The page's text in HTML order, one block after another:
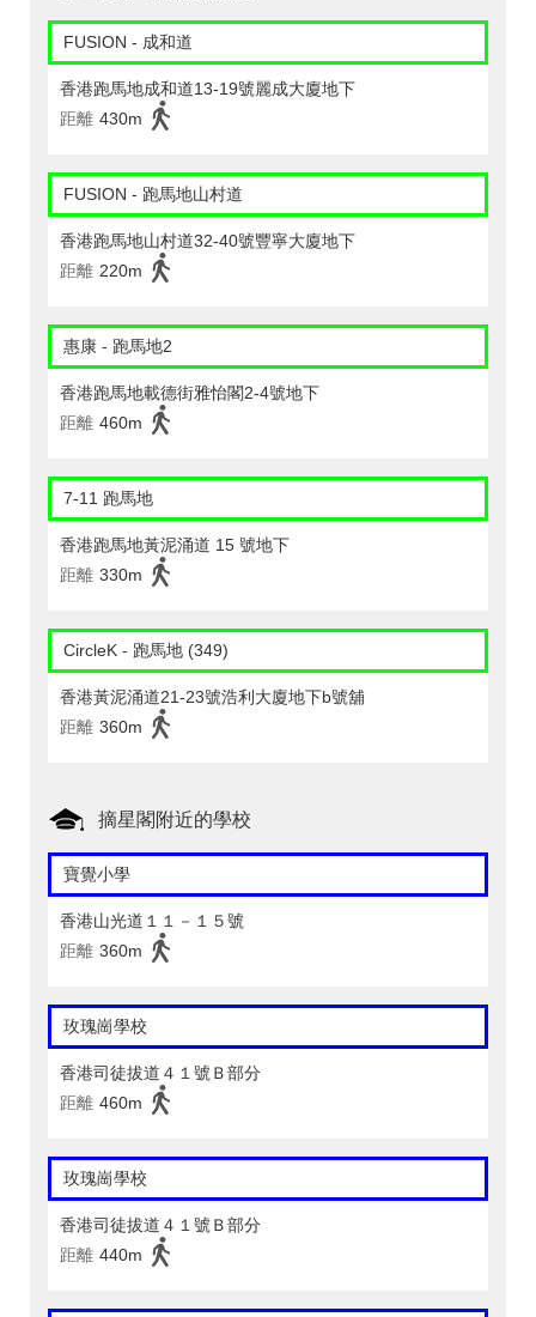
FUSION - 成和道
香港跑馬地成和道13-19號麗成大廈地下
距離 430m
FUSION - 跑馬地山村道
香港跑馬地山村道32-40號豐寧大廈地下
距離 220m
惠康 - 跑馬地2
香港跑馬地載德街雅怡閣2-4號地下
距離 460m
7-11 跑馬地
香港跑馬地黃泥涌道 15 號地下
距離 330m
CircleK - 跑馬地 (349)
香港黃泥涌道21-23號浩利大廈地下b號舖
距離 360m
摘星閣附近的學校
寶覺小學
香港山光道１１－１５號
距離 360m
玫瑰崗學校
香港司徒拔道４１號Ｂ部分
距離 460m
玫瑰崗學校
香港司徒拔道４１號Ｂ部分
距離 440m